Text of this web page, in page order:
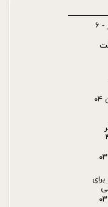
خاک گربه شایر - ۶